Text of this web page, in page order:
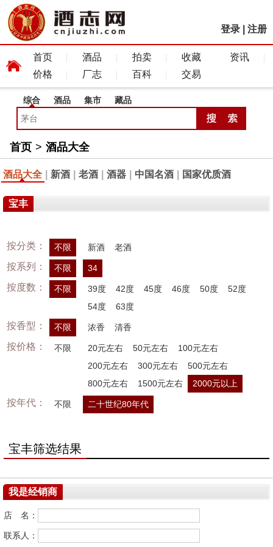
登录 注册
首页 酒品 拍卖 收藏
资讯
价格
厂志 百科 交易
综合 酒品 集市 藏品
首页 > 酒品大全
酒品大全 新酒 老酒 酒器 中国名酒 国家优质酒
宝丰
按分类： 不限 新酒 老酒
按系列： 不限 34
按度数： 不限 39度 42度 45度 46度 50度
52度
54度
63度
按香型： 不限 浓香 清香
按价格： 不限 20元左右 50元左右
100元左右
200元左右
300元左右
500元左右
800元左右
1500元左右 2000元以上
按年代： 不限 二十世纪80年代
宝丰筛选结果
我是经销商
店 名：
联系人：